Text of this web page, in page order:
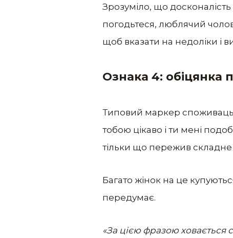
Зрозуміло, що
погодьтеся, люблячий
щоб вказати на недоліки і
Ознака 4: обіцянка
Типовий маркер
тобою цікаво і ти мені
тільки що пережив складне
Багато жінок на це
передумає.
«За цією фразою ховається